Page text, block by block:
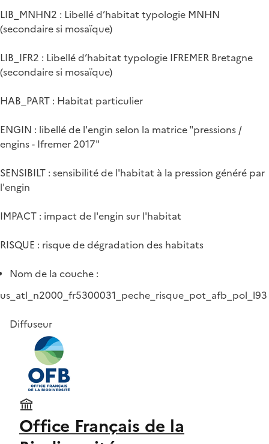
LIB_MNHN2 : Libellé d’habitat typologie MNHN
(secondaire si mosaïque)
LIB_IFR2 : Libellé d’habitat typologie IFREMER Bretagne
(secondaire si mosaïque)
HAB_PART : Habitat particulier
ENGIN : libellé de l'engin selon la matrice "pressions /
engins - Ifremer 2017"
SENSIBILT : sensibilité de l'habitat à la pression généré par
l'engin
IMPACT : impact de l'engin sur l'habitat
RISQUE : risque de dégradation des habitats
Nom de la couche :
us_atl_n2000_fr5300031_peche_risque_pot_afb_pol_l93
Diffuseur
Office Français de la